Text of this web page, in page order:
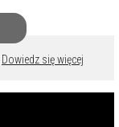
Dowiedz się więcej